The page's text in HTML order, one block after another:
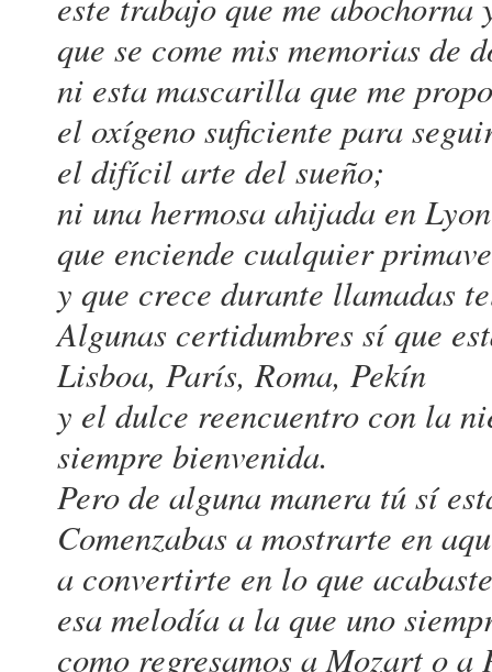
que se come mis memorias de
ni esta mascarilla que me
el oxígeno suficiente para
el difícil arte del sueño;
ni una hermosa ahijada en Lyon
que enciende cualquier
y que crece durante llamadas
Algunas certidumbres sí que
Lisboa, París, Roma, Pekín
y el dulce reencuentro con la
siempre bienvenida.
Pero de alguna manera tú sí
Comenzabas a mostrarte en
a convertirte en lo que
esa melodía a la que uno
como regresamos a Mozart o a